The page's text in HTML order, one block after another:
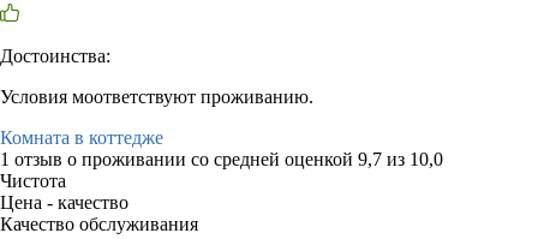
Достоинства:
Условия моответствуют проживанию.
Комната в коттедже
1 отзыв о проживании со средней оценкой 9,7 из 10,0
Чистота
Цена - качество
Качество обслуживания